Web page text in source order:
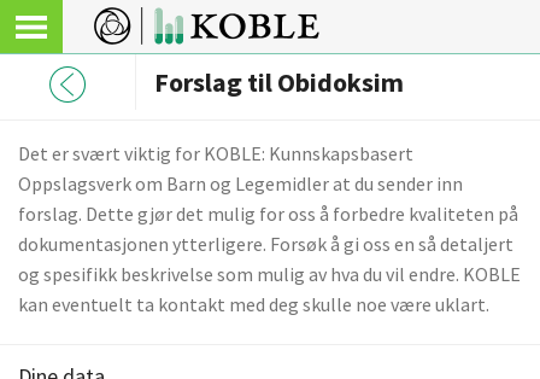
Forslag til Obidoksim
Det er svært viktig for KOBLE: Kunnskapsbasert
Oppslagsverk om Barn og Legemidler at du sender inn
forslag. Dette gjør det mulig for oss å forbedre kvaliteten på
dokumentasjonen ytterligere. Forsøk å gi oss en så detaljert
og spesifikk beskrivelse som mulig av hva du vil endre. KOBLE
kan eventuelt ta kontakt med deg skulle noe være uklart.